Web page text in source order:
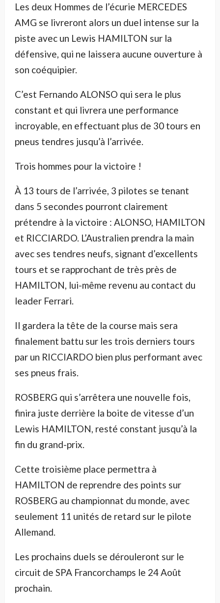
Les deux Hommes de l’écurie MERCEDES
AMG se livreront alors un duel intense sur la
piste avec un Lewis HAMILTON sur la
défensive, qui ne laissera aucune ouverture à
son coéquipier.
C’est Fernando ALONSO qui sera le plus
constant et qui livrera une performance
incroyable, en effectuant plus de 30 tours en
pneus tendres jusqu’à l’arrivée.
Trois hommes pour la victoire !
À 13 tours de l’arrivée, 3 pilotes se tenant
dans 5 secondes pourront clairement
prétendre à la victoire : ALONSO, HAMILTON
et RICCIARDO. L’Australien prendra la main
avec ses tendres neufs, signant d’excellents
tours et se rapprochant de très près de
HAMILTON, lui-même revenu au contact du
leader Ferrari.
Il gardera la tête de la course mais sera
finalement battu sur les trois derniers tours
par un RICCIARDO bien plus performant avec
ses pneus frais.
ROSBERG qui s’arrêtera une nouvelle fois,
finira juste derrière la boite de vitesse d’un
Lewis HAMILTON, resté constant jusqu’à la
fin du grand-prix.
Cette troisième place permettra à
HAMILTON de reprendre des points sur
ROSBERG au championnat du monde, avec
seulement 11 unités de retard sur le pilote
Allemand.
Les prochains duels se dérouleront sur le
circuit de SPA Francorchamps le 24 Août
prochain.